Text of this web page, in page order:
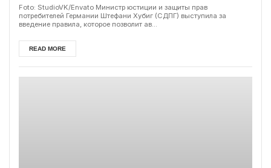
Foto: StudioVK/Envato Министр юстиции и защиты прав
потребителей Германии Штефани Хубиг (СДПГ) выступила за
введение правила, которое позволит ав...
READ MORE